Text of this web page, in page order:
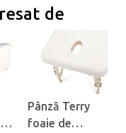
de
Pânză Terry
foaie de